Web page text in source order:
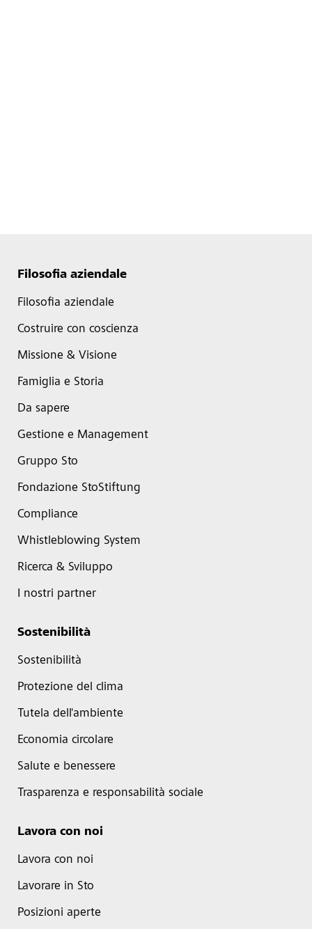
Filosofia aziendale
Filosofia aziendale
Costruire con coscienza
Missione & Visione
Famiglia e Storia
Da sapere
Gestione e Management
Gruppo Sto
Fondazione StoStiftung
Compliance
Whistleblowing System
Ricerca & Sviluppo
I nostri partner
Sostenibilità
Sostenibilità
Protezione del clima
Tutela dell'ambiente
Economia circolare
Salute e benessere
Trasparenza e responsabilità sociale
Lavora con noi
Lavora con noi
Lavorare in Sto
Posizioni aperte